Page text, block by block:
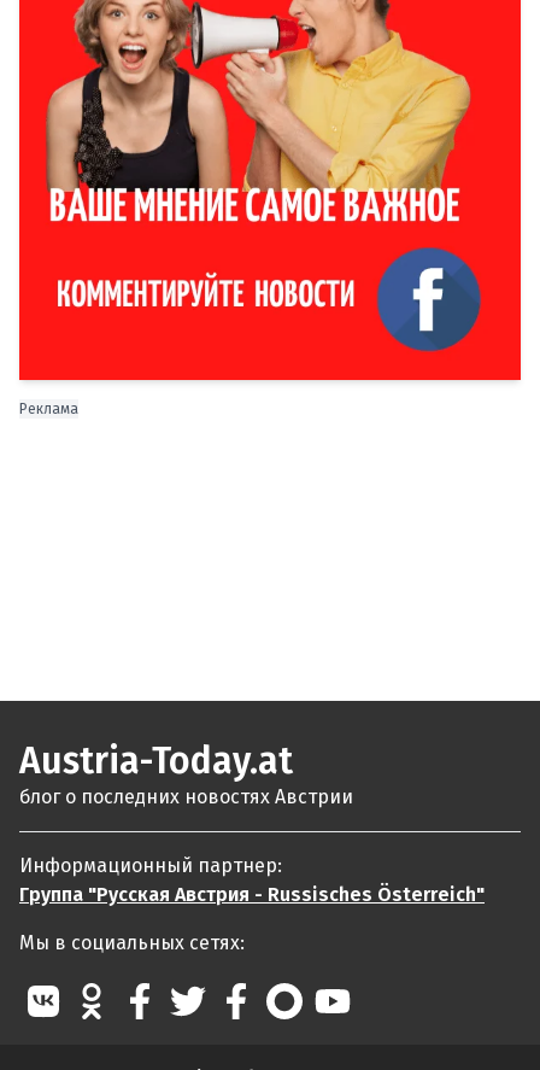
Реклама
Austria-Today.at
блог о последних новостях Австрии
Информационный партнер:
Группа "Русская Австрия - Russisches Österreich"
Мы в социальных сетях: